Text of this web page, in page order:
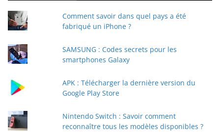
r
e
e
a
Comment savoir dans quel pays a été
fabriqué un iPhone ?
SAMSUNG : Codes secrets pour les
smartphones Galaxy
APK : Télécharger la dernière version du
Google Play Store
Nintendo Switch : Savoir comment
reconnaître tous les modèles disponibles ?